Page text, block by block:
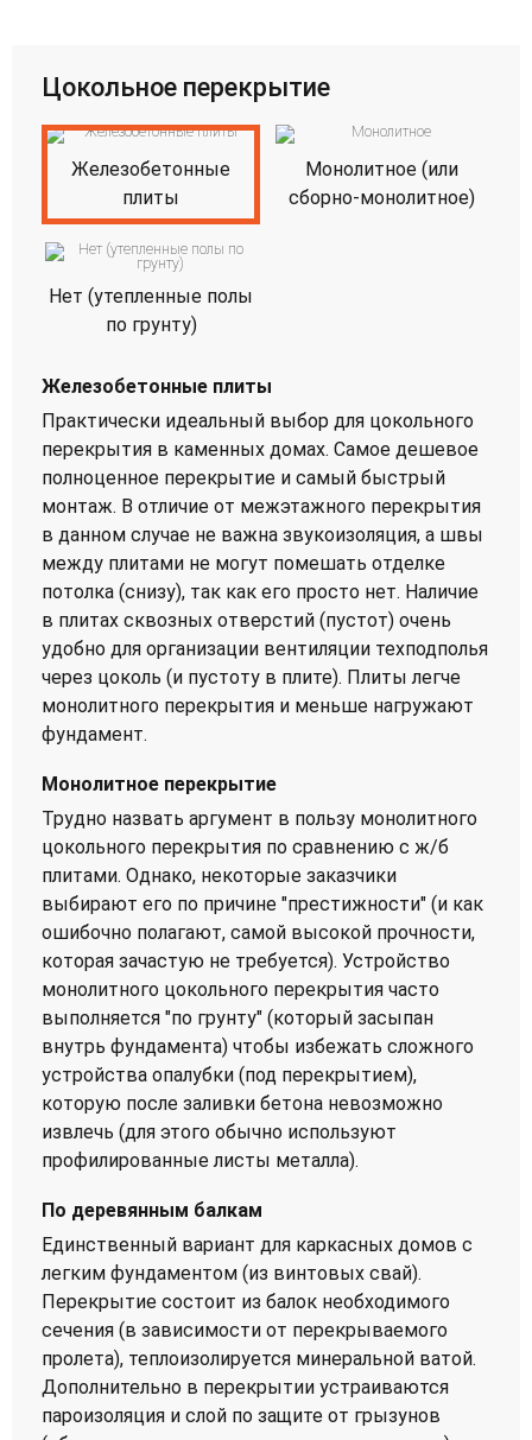
Цокольное перекрытие
Железобетонные
плиты
Монолитное (или
сборно-монолитное)
Нет (утепленные полы
по грунту)
Железобетонные плиты
Практически идеальный выбор для цокольного
перекрытия в каменных домах. Самое дешевое
полноценное перекрытие и самый быстрый
монтаж. В отличие от межэтажного перекрытия
в данном случае не важна звукоизоляция, а швы
между плитами не могут помешать отделке
потолка (снизу), так как его просто нет. Наличие
в плитах сквозных отверстий (пустот) очень
удобно для организации вентиляции техподполья
через цоколь (и пустоту в плите). Плиты легче
монолитного перекрытия и меньше нагружают
фундамент.
Монолитное перекрытие
Трудно назвать аргумент в пользу монолитного
цокольного перекрытия по сравнению с ж/б
плитами. Однако, некоторые заказчики
выбирают его по причине "престижности" (и как
ошибочно полагают, самой высокой прочности,
которая зачастую не требуется). Устройство
монолитного цокольного перекрытия часто
выполняется "по грунту" (который засыпан
внутрь фундамента) чтобы избежать сложного
устройства опалубки (под перекрытием),
которую после заливки бетона невозможно
извлечь (для этого обычно используют
профилированные листы металла).
По деревянным балкам
Единственный вариант для каркасных домов с
легким фундаментом (из винтовых свай).
Перекрытие состоит из балок необходимого
сечения (в зависимости от перекрываемого
пролета), теплоизолируется минеральной ватой.
Дополнительно в перекрытии устраиваются
пароизоляция и слой по защите от грызунов